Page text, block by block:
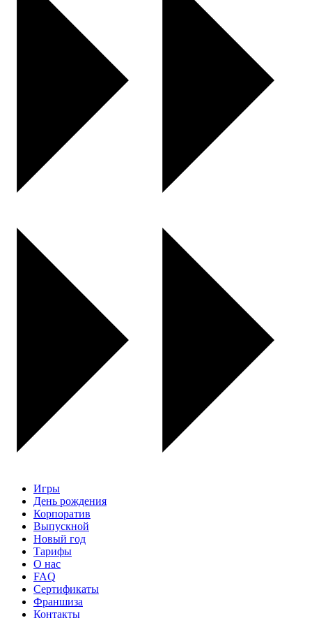
Игры
День рождения
Корпоратив
Выпускной
Новый год
Тарифы
О нас
FAQ
Сертификаты
Франшиза
Контакты